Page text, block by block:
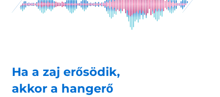
Ha a zaj erősödik,
akkor a hangerő